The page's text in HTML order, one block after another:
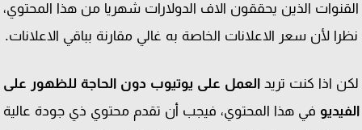
الذين يحققون الاف الدولارات شهريا من هذا المحتوي،
لأن سعر الاعلانات الخاصة به غالي مقارنة بباقي الاعلانات.
اذا كنت تريد العمل على يوتيوب دون الحاجة للظهور على
في هذا المحتوي، فيجب أن تقدم محتوي ذي جودة عالية